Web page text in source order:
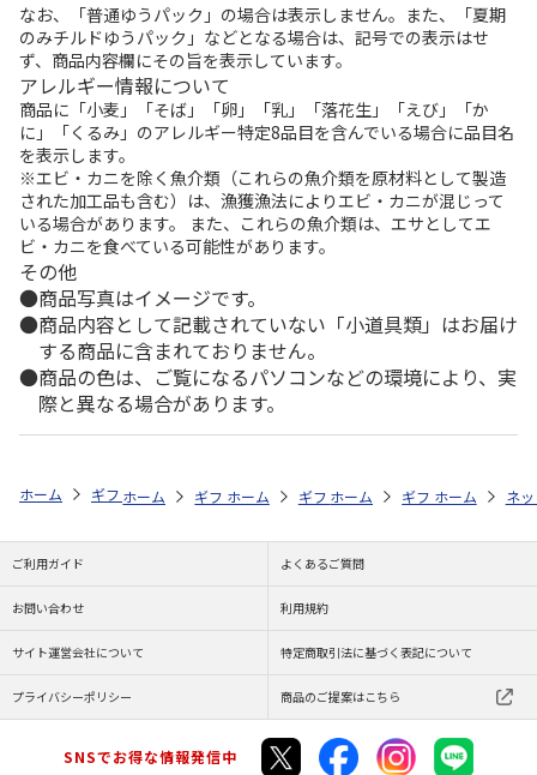
なお、「普通ゆうパック」の場合は表示しません。また、「夏期
のみチルドゆうパック」などとなる場合は、記号での表示はせ
ず、商品内容欄にその旨を表示しています。
アレルギー情報について
商品に「小麦」「そば」「卵」「乳」「落花生」「えび」「か
に」「くるみ」のアレルギー特定8品目を含んでいる場合に品目名
を表示します。
※エビ・カニを除く魚介類（これらの魚介類を原材料として製造
された加工品も含む）は、漁獲漁法によりエビ・カニが混じって
いる場合があります。 また、これらの魚介類は、エサとしてエ
ビ・カニを食べている可能性があります。
その他
商品写真はイメージです。
商品内容として記載されていない「小道具類」はお届け
する商品に含まれておりません。
商品の色は、ご覧になるパソコンなどの環境により、実
際と異なる場合があります。
ホーム ギフトストア お中元・夏ギフト特集 2026 おつまみ・お惣菜
ホーム ギフトストア お中元・夏ギフト特集 2026
ホーム ギフトストア お中元・夏ギフト
ホーム ギフトストア お
ホーム ネ
ご利用ガイド よくあるご質問
お問い合わせ 利用規約
サイト運営会社について 特定商取引法に基づく表記について
プライバシーポリシー 商品のご提案はこちら
SNSでお得な情報発信中